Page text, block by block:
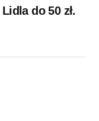
do 50 zł.